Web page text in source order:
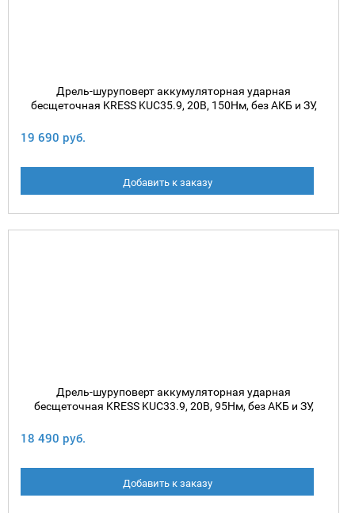
Дрель-шуруповерт аккумуляторная ударная
бесщеточная KRESS KUC35.9, 20В, 150Нм, без АКБ и ЗУ,
19 690 руб.
Добавить к заказу
Дрель-шуруповерт аккумуляторная ударная
бесщеточная KRESS KUC33.9, 20В, 95Нм, без АКБ и ЗУ,
18 490 руб.
Добавить к заказу